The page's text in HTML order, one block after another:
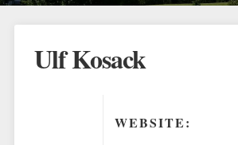
Ulf Kosack
WEBSITE: